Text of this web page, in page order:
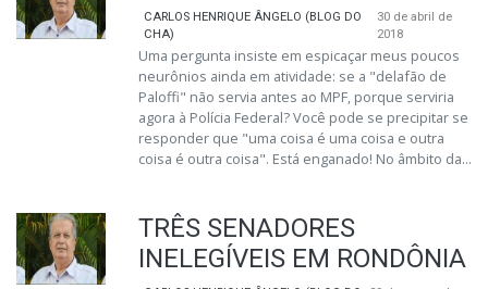
CARLOS HENRIQUE ÂNGELO (BLOG DO
CHA)
30 de abril de
2018
Uma pergunta insiste em espicaçar meus poucos
neurônios ainda em atividade: se a "delafão de
Paloffi" não servia antes ao MPF, porque serviria
agora à Polícia Federal? Você pode se precipitar se
responder que "uma coisa é uma coisa e outra
coisa é outra coisa". Está enganado! No âmbito da...
TRÊS SENADORES
INELEGÍVEIS EM RONDÔNIA